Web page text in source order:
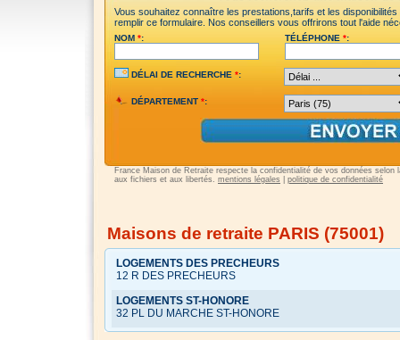
Vous souhaitez connaître les prestations,tarifs et les
remplir ce formulaire. Nos conseillers vous offrirons tout l'aide
NOM *: TÉLÉPHONE *:
DÉLAI DE RECHERCHE *:
DÉPARTEMENT *:
France Maison de Retraite respecte la confidentialité de vos données selon
aux fichiers et aux libertés. mentions légales politique de confidentialité
Maisons de retraite PARIS (75001)
LOGEMENTS DES PRECHEURS
12 R DES PRECHEURS
LOGEMENTS ST-HONORE
32 PL DU MARCHE ST-HONORE